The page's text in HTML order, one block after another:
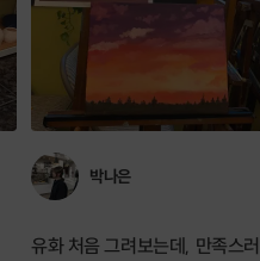
박나은
유화 처음 그려보는데, 만족스